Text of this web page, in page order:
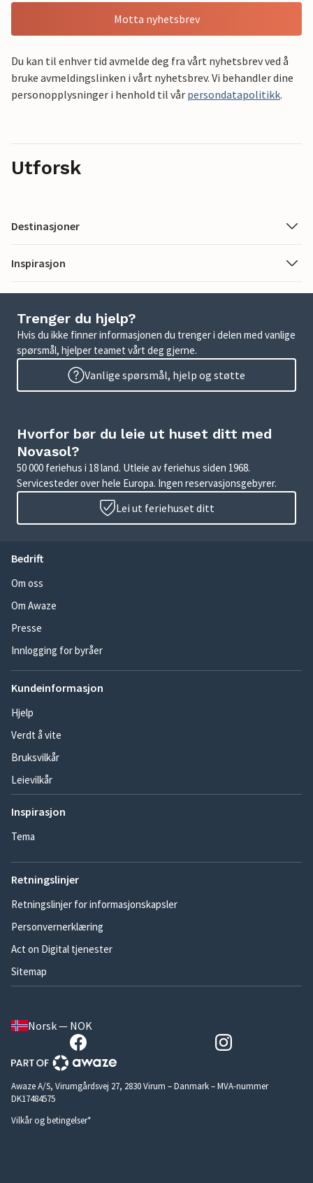
Motta nyhetsbrev
Du kan til enhver tid avmelde deg fra vårt nyhetsbrev ved å
bruke avmeldingslinken i vårt nyhetsbrev. Vi behandler dine
personopplysninger i henhold til vår persondatapolitikk.
Utforsk
Destinasjoner
Inspirasjon
Trenger du hjelp?
Hvis du ikke finner informasjonen du trenger i delen med vanlige
spørsmål, hjelper teamet vårt deg gjerne.
Vanlige spørsmål, hjelp og støtte
Hvorfor bør du leie ut huset ditt med
Novasol?
50 000 feriehus i 18 land. Utleie av feriehus siden 1968.
Servicesteder over hele Europa. Ingen reservasjonsgebyrer.
Lei ut feriehuset ditt
Bedrift
Om oss
Om Awaze
Presse
Innlogging for byråer
Kundeinformasjon
Hjelp
Verdt å vite
Bruksvilkår
Leievilkår
Inspirasjon
Tema
Retningslinjer
Retningslinjer for informasjonskapsler
Personvernerklæring
Act on Digital tjenester
Sitemap
Norsk — NOK
Awaze A/S, Virumgårdsvej 27, 2830 Virum – Danmark – MVA-nummer
DK17484575
Vilkår og betingelser*